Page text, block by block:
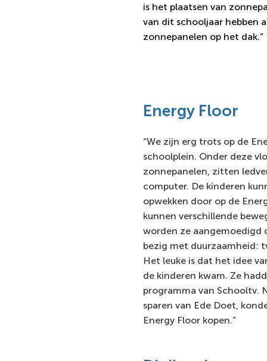
is het plaatsen van
van dit schooljaar hebben
zonnepanelen op het dak.”
Energy Floor
“We zijn erg trots op de
schoolplein. Onder deze
zonnepanelen, zitten
computer. De kinderen
opwekken door op de
kunnen verschillende
worden ze aangemoedigd
bezig met duurzaamheid:
Het leuke is dat het idee
de kinderen kwam. Ze
programma van Schooltv.
sparen van Ede Doet,
Energy Floor kopen.”